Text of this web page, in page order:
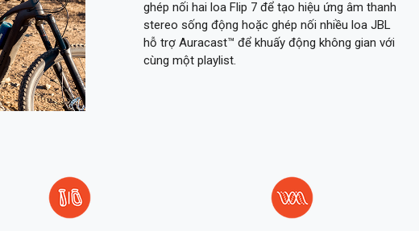
ghép nối hai loa Flip 7 để tạo hiệu ứng âm thanh
stereo sống động hoặc ghép nối nhiều loa JBL
hỗ trợ Auracast™ để khuấy động không gian với
cùng một playlist.